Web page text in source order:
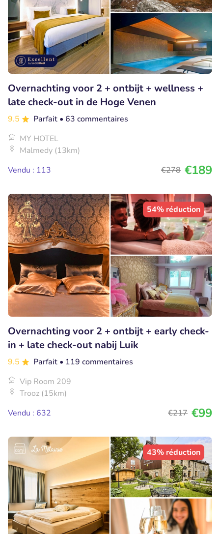
Overnachting voor 2 + ontbijt + wellness +
late check-out in de Hoge Venen
9.5 Parfait • 63 commentaires
MY HOTEL
Malmedy (13km)
Vendu : 113
€278 €189
54% réduction
Overnachting voor 2 + ontbijt + early check-
in + late check-out nabij Luik
9.5 Parfait • 119 commentaires
Vip Room 209
Trooz (15km)
Vendu : 632
€217 €99
43% réduction